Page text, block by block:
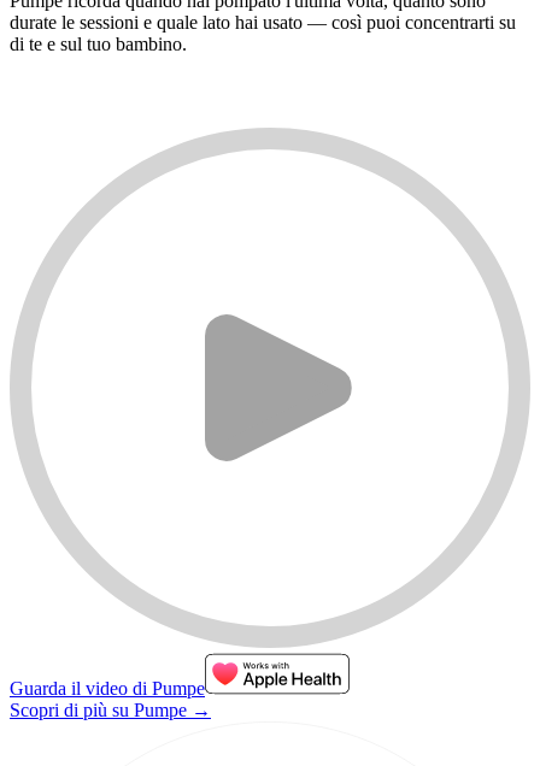
durate le sessioni e quale lato hai usato — così puoi concentrarti su
di te e sul tuo bambino.
Guarda il video di Pumpe
Scopri di più su Pumpe →